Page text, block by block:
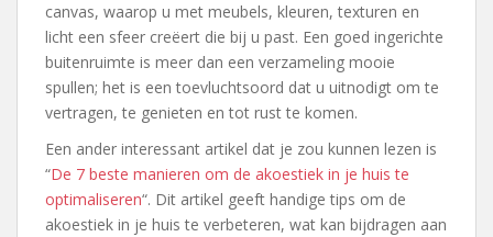
canvas, waarop u met meubels, kleuren, texturen en
licht een sfeer creëert die bij u past. Een goed ingerichte
buitenruimte is meer dan een verzameling mooie
spullen; het is een toevluchtsoord dat u uitnodigt om te
vertragen, te genieten en tot rust te komen.
Een ander interessant artikel dat je zou kunnen lezen is
“De 7 beste manieren om de akoestiek in je huis te
optimaliseren“. Dit artikel geeft handige tips om de
akoestiek in je huis te verbeteren, wat kan bijdragen aan